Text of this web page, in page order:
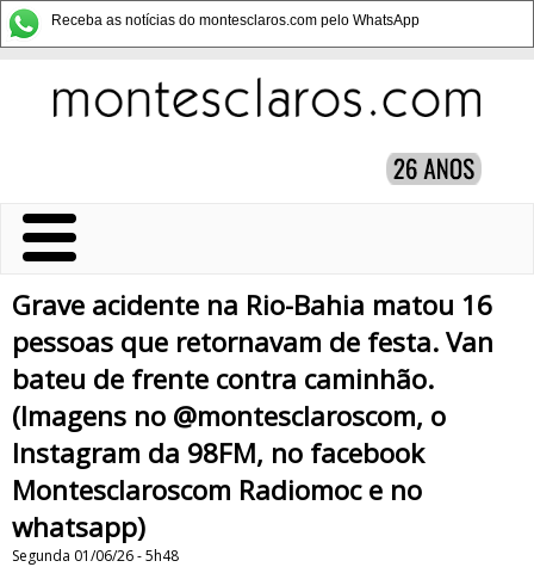
Receba as notícias do montesclaros.com pelo WhatsApp
Grave acidente na Rio-Bahia matou 16
pessoas que retornavam de festa. Van
bateu de frente contra caminhão.
(Imagens no @montesclaroscom, o
Instagram da 98FM, no facebook
Montesclaroscom Radiomoc e no
whatsapp)
Segunda 01/06/26 - 5h48